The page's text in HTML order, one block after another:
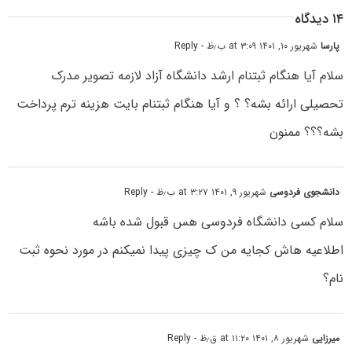
۱۴ دیدگاه
پارساشهریور ۱۰, ۱۴۰۱ at ۳:۰۹ ب٫ظ - Reply
سلام آیا هنگام ثبتنام ارشد دانشگاه آزاد لازمه تصویر مدرک
تحصیلی ارائه بشه؟ ؟ و آیا هنگام ثبتنام بایت هزینه ترم پرداخت
بشه؟؟؟ ممنون
دانشجوی فردوسی شهریور ۹, ۱۴۰۱ at ۳:۲۷ ب٫ظ - Reply
سلام کسی دانشگاه فردوسی هس قبول شده باشه
اطلاعیه هاش کجایه من ک چیزی پیدا نمیکنم در مورد نحوه ثبت
نام؟
میرزایی شهریور ۸, ۱۴۰۱ at ۱۱:۲۰ ق٫ظ - Reply